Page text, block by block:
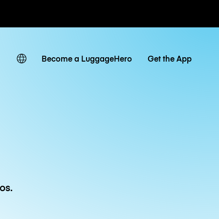
/ diárias
Become a LuggageHero Get the App